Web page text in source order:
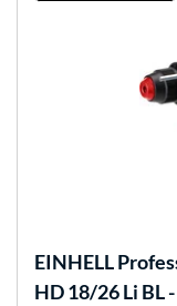
EINHELL
HD 18/26 Li BL